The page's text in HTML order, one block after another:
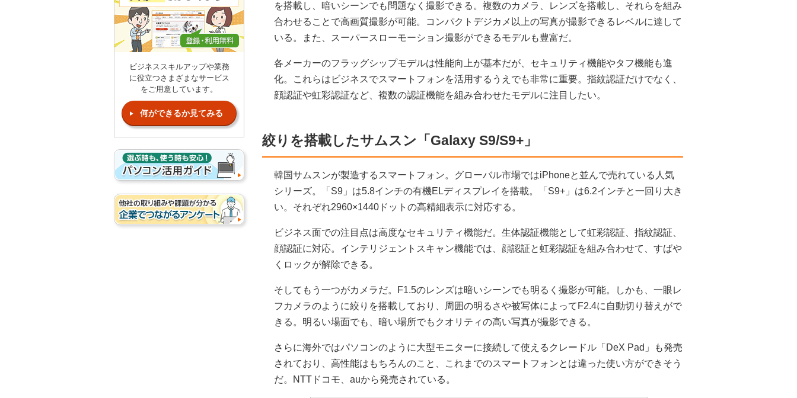
を搭載し、暗いシーンでも問題なく撮影できる。複数のカメラ、レンズを搭載し、それらを組み
合わせることで高画質撮影が可能。コンパクトデジカメ以上の写真が撮影できるレベルに達して
いる。また、スーパースローモーション撮影ができるモデルも豊富だ。
各メーカーのフラッグシップモデルは性能向上が基本だが、セキュリティ機能やタフ機能も進
化。これらはビジネスでスマートフォンを活用するうえでも非常に重要。指紋認証だけでなく、
顔認証や虹彩認証など、複数の認証機能を組み合わせたモデルに注目したい。
絞りを搭載したサムスン「Galaxy S9/S9+」
韓国サムスンが製造するスマートフォン。グローバル市場ではiPhoneと並んで売れている人気
シリーズ。「S9」は5.8インチの有機ELディスプレイを搭載。「S9+」は6.2インチと一回り大き
い。それぞれ2960×1440ドットの高精細表示に対応する。
ビジネス面での注目点は高度なセキュリティ機能だ。生体認証機能として虹彩認証、指紋認証、
顔認証に対応。インテリジェントスキャン機能では、顔認証と虹彩認証を組み合わせて、すばや
くロックが解除できる。
そしてもう一つがカメラだ。F1.5のレンズは暗いシーンでも明るく撮影が可能。しかも、一眼レ
フカメラのように絞りを搭載しており、周囲の明るさや被写体によってF2.4に自動切り替えがで
きる。明るい場面でも、暗い場所でもクオリティの高い写真が撮影できる。
さらに海外ではパソコンのように大型モニターに接続して使えるクレードル「DeX Pad」も発売
されており、高性能はもちろんのこと、これまでのスマートフォンとは違った使い方ができそう
だ。NTTドコモ、auから発売されている。
ビジネススキルアップや業務
に役立つさまざまなサービス
をご用意しています。
何ができるか見てみる